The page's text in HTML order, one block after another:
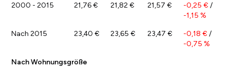
2000 - 2015 21,76 € 21,82 € 21,57 € -0,25 € /
-1,15 %
Nach 2015 23,40 € 23,65 € 23,47 € -0,18 € /
-0,75 %
Nach Wohnungsgröße